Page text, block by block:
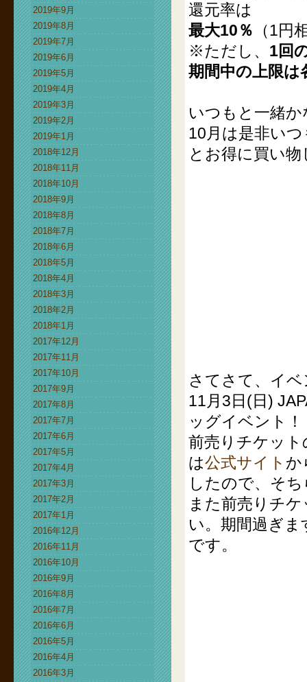
2019年9月
2019年8月
2019年7月
2019年6月
2019年5月
2019年4月
2019年3月
2019年2月
2019年1月
2018年12月
2018年11月
2018年10月
2018年9月
2018年8月
2018年7月
2018年6月
2018年5月
2018年4月
2018年3月
2018年2月
2018年1月
2017年12月
2017年11月
2017年10月
2017年9月
2017年8月
2017年7月
2017年6月
2017年5月
2017年4月
2017年3月
2017年2月
2017年1月
2016年12月
2016年11月
2016年10月
2016年9月
2016年8月
2016年7月
2016年6月
2016年5月
2016年4月
2016年3月
還元率は
最大10％ （1円
※ただし、 1回
期間中の上限は
いつもと一緒か
10月は是非い
とお得に買い
さてさて、イ
11月3日(日)
ッグイベント！
前売りチケッ
は公式サイト か
したので、そ
また前売りチ
い。期間過ぎ
です。